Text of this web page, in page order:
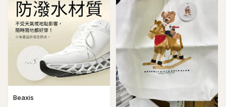
Beaxis